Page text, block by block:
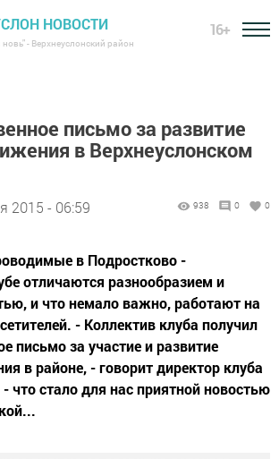
НОВОСТИ
- Верхнеуслонский район
16+
письмо за развитие
в Верхнеуслонском
2015 - 06:59 938 0 0
в Подростково -
отличаются разнообразием и
и что немало важно, работают на
- Коллектив клуба получил
письмо за участие и развитие
в районе, - говорит директор клуба
что стало для нас приятной новостью